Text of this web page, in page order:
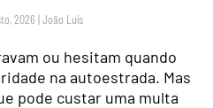
2026 |João Luís
ou hesitam quando
na autoestrada. Mas
pode custar uma multa